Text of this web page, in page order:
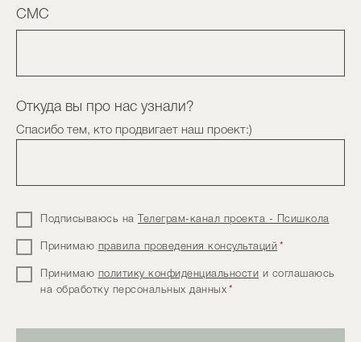
СМС
Откуда вы про нас узнали?
Спасибо тем, кто продвигает наш проект:)
Подписываюсь на Телеграм-канал проекта - Псишкола
Принимаю правила проведения консультаций *
Принимаю политику конфиденциальности и соглашаюсь
на обработку персональных данных *